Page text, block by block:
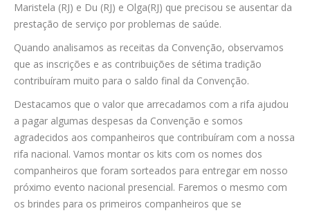
HISTÓRIA DE CCA/BR
Maristela (RJ) e Du (RJ) e Olga(RJ) que precisou se ausentar da
prestação de serviço por problemas de saúde.
Quando analisamos as receitas da Convenção, observamos
que as inscrições e as contribuições de sétima tradição
contribuíram muito para o saldo final da Convenção.
Destacamos que o valor que arrecadamos com a rifa ajudou
a pagar algumas despesas da Convenção e somos
agradecidos aos companheiros que contribuíram com a nossa
rifa nacional. Vamos montar os kits com os nomes dos
companheiros que foram sorteados para entregar em nosso
próximo evento nacional presencial. Faremos o mesmo com
os brindes para os primeiros companheiros que se